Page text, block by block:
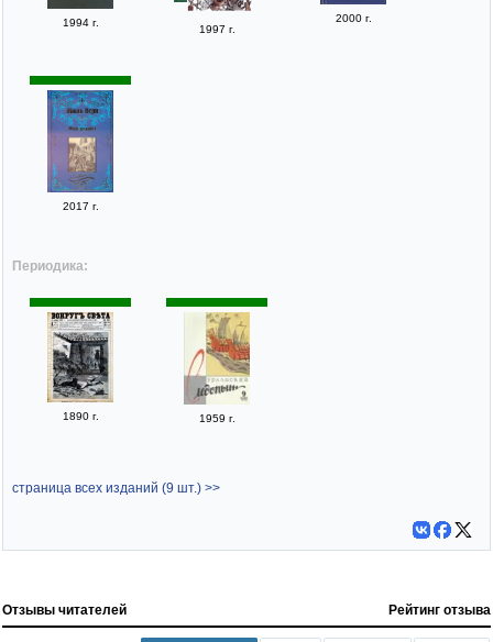
1994 г.
1997 г.
2000 г.
2017 г.
Периодика:
1890 г. 1959 г.
страница всех изданий (9 шт.) >>
Отзывы читателей Рейтинг отзыва